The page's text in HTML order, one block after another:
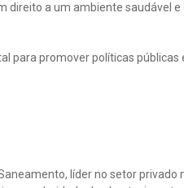
direito a um ambiente saudável
para promover políticas
líder no setor privado